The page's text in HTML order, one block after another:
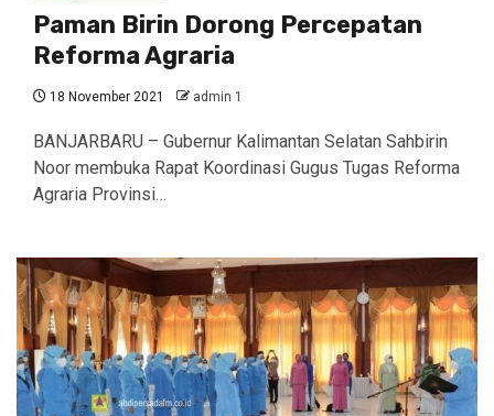
Paman Birin Dorong Percepatan
Reforma Agraria
18 November 2021 admin 1
BANJARBARU – Gubernur Kalimantan Selatan Sahbirin
Noor membuka Rapat Koordinasi Gugus Tugas Reforma
Agraria Provinsi…